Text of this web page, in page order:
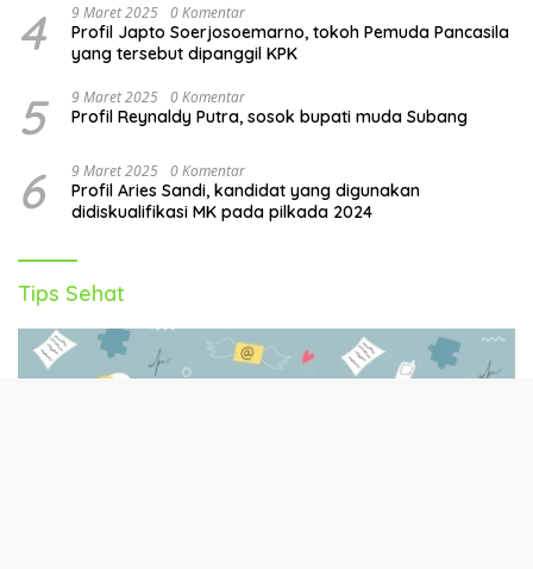
4 9 Maret 2025 0 Komentar
Profil Japto Soerjosoemarno, tokoh Pemuda Pancasila
yang tersebut dipanggil KPK
5 9 Maret 2025 0 Komentar
Profil Reynaldy Putra, sosok bupati muda Subang
6 9 Maret 2025 0 Komentar
Profil Aries Sandi, kandidat yang digunakan
didiskualifikasi MK pada pilkada 2024
Tips Sehat